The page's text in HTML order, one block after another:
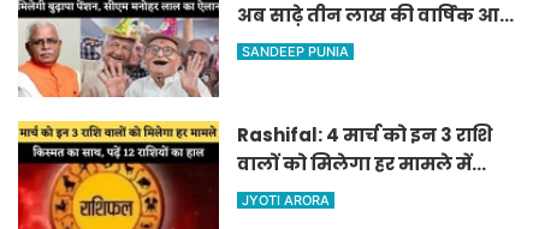
अब साढ़े तीन लाख की वार्षिक आय
वाले बुजुर्गों को भी मिलेगी बुढ़ापा
SANDEEP PUNIA
Rashifal: 4 मार्च को इन 3 राशि
वालों को मिलेगा हर मामले में
किस्मत का साथ, पढ़ें 12 राशियों का
JYOTI ARORA